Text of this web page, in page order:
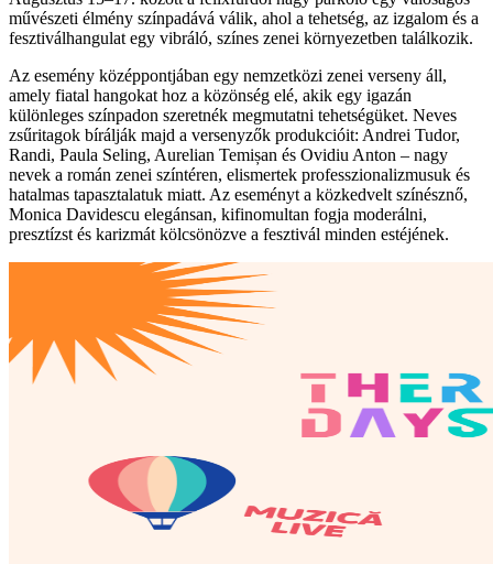
művészeti élmény színpadává válik, ahol a tehetség, az izgalom és a
fesztiválhangulat egy vibráló, színes zenei környezetben találkozik.
Az esemény középpontjában egy nemzetközi zenei verseny áll,
amely fiatal hangokat hoz a közönség elé, akik egy igazán
különleges színpadon szeretnék megmutatni tehetségüket. Neves
zsűritagok bírálják majd a versenyzők produkcióit: Andrei Tudor,
Randi, Paula Seling, Aurelian Temișan és Ovidiu Anton – nagy
nevek a román zenei színtéren, elismertek professzionalizmusuk és
hatalmas tapasztalatuk miatt. Az eseményt a közkedvelt színésznő,
Monica Davidescu elegánsan, kifinomultan fogja moderálni,
presztízst és karizmát kölcsönözve a fesztivál minden estéjének.